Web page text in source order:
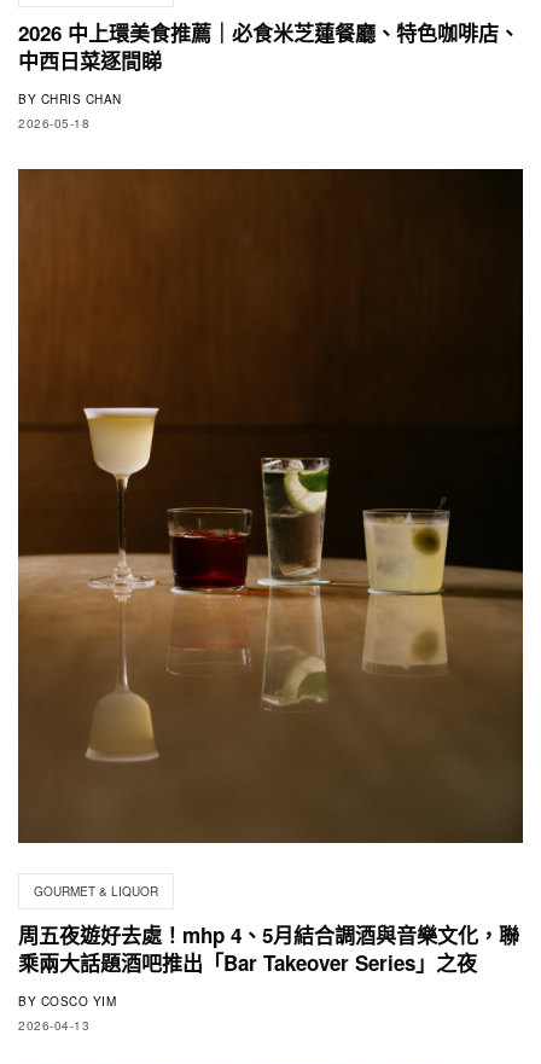
2026 中上環美食推薦｜必食米芝蓮餐廳、特色咖啡店、
中西日菜逐間睇
BY CHRIS CHAN
2026-05-18
GOURMET & LIQUOR
周五夜遊好去處！mhp 4、5月結合調酒與音樂文化，聯
乘兩大話題酒吧推出「Bar Takeover Series」之夜
BY COSCO YIM
2026-04-13